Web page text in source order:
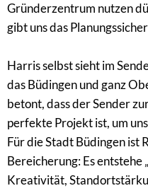
Gründerzentrum nutzen
gibt uns das
Harris selbst sieht im
das Büdingen und ganz
betont, dass der Sender
perfekte Projekt ist, um
Für die Stadt Büdingen ist
Bereicherung: Es entstehe
Kreativität,